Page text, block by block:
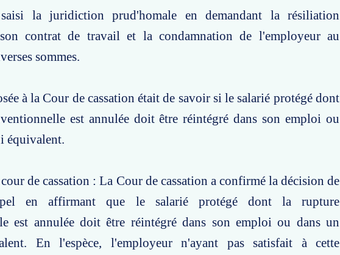
la juridiction prud'homale en demandant la résiliation
contrat de travail et la condamnation de l'employeur au
sommes.
à la Cour de cassation était de savoir si le salarié protégé dont
est annulée doit être réintégré dans son emploi ou
équivalent.
de cassation : La Cour de cassation a confirmé la décision de
en affirmant que le salarié protégé dont la rupture
est annulée doit être réintégré dans son emploi ou dans un
En l'espèce, l'employeur n'ayant pas satisfait à cette